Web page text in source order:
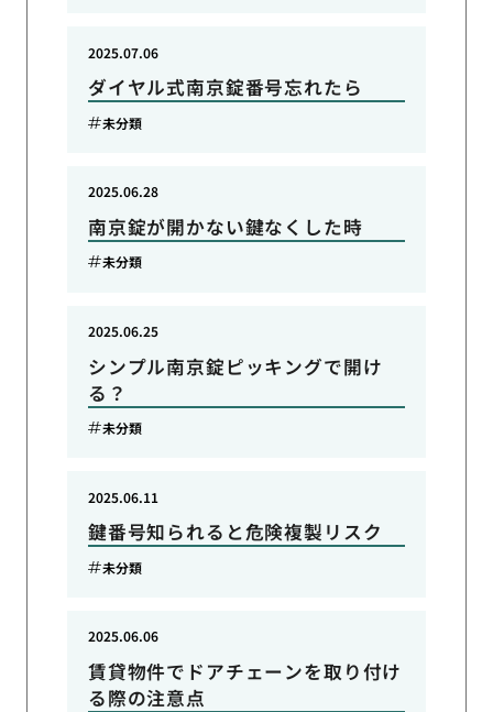
ダイヤル式南京錠番号忘れたら
2025.07.06
未分類
南京錠が開かない鍵なくした時
2025.06.28
未分類
シンプル南京錠ピッキングで開け
る？
2025.06.25
未分類
鍵番号知られると危険複製リスク
2025.06.11
未分類
賃貸物件でドアチェーンを取り付け
る際の注意点
2025.06.06